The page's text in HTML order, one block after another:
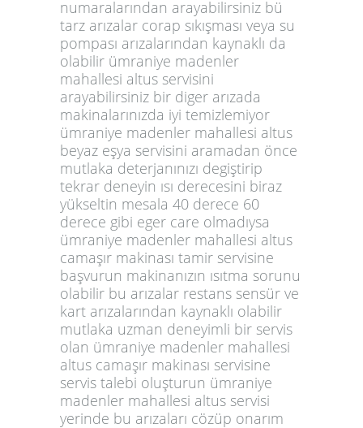
numaralarından arayabilirsiniz bü
tarz arızalar corap sıkışması veya su
pompası arızalarından kaynaklı da
olabilir ümraniye madenler
mahallesi altus servisini
arayabilirsiniz bir diger arızada
makinalarınızda iyi temizlemiyor
ümraniye madenler mahallesi altus
beyaz eşya servisini aramadan önce
mutlaka deterjanınızı degiştirip
tekrar deneyin ısı derecesini biraz
yükseltin mesala 40 derece 60
derece gibi eger care olmadıysa
ümraniye madenler mahallesi altus
camaşır makinası tamir servisine
başvurun makinanızın ısıtma sorunu
olabilir bu arızalar restans sensür ve
kart arızalarından kaynaklı olabilir
mutlaka uzman deneyimli bir servis
olan ümraniye madenler mahallesi
altus camaşır makinası servisine
servis talebi oluşturun ümraniye
madenler mahallesi altus servisi
yerinde bu arızaları cözüp onarım